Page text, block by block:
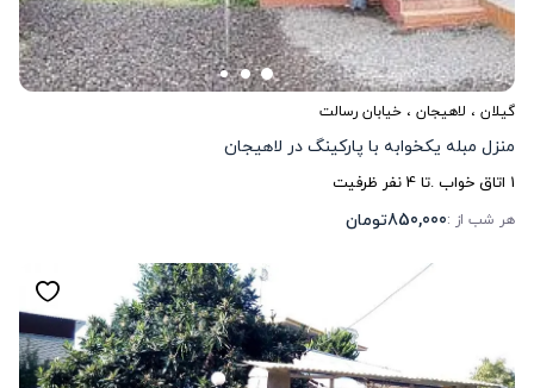
گیلان ، لاهیجان ، خیابان رسالت
منزل مبله یکخوابه با پارکینگ در لاهیجان
1 اتاق خواب .تا4نفر ظرفیت
هر شب از :850,000تومان